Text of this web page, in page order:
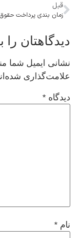
قبل
دیدگاهتان را
نشانی ایمیل شما
علامت‌گذاری
دیدگاه *
نام *